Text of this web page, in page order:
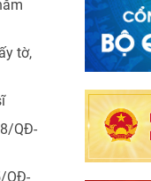
tờ,
QĐ-
QĐ-